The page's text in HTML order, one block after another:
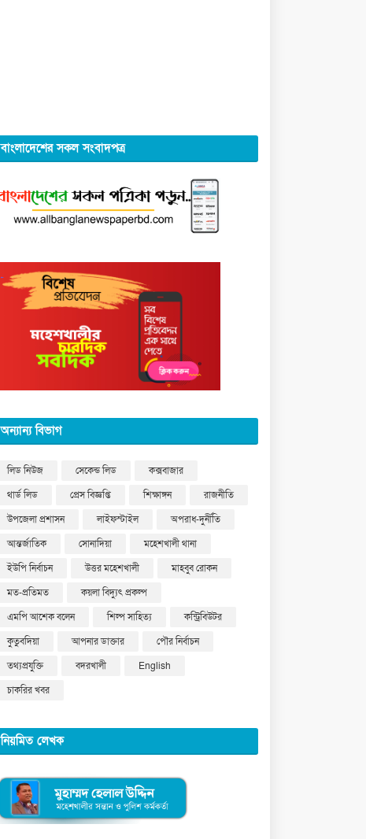
বাংলাদেশের সকল সংবাদপত্র
অন্যান্য বিভাগ
লিড নিউজ সেকেন্ড লিড
কক্সবাজার
থার্ড লিড
প্রেস বিজ্ঞপ্তি শিক্ষাঙ্গন
রাজনীতি
উপজেলা প্রশাসন
লাইফস্টাইল
অপরাধ-দুর্নীতি
আন্তর্জাতিক
সোনাদিয়া
মহেশখালী থানা
ইউপি নির্বাচন
উত্তর মহেশখালী
মাহবুব রোকন
মত-প্রতিমত
কয়লা বিদ্যুৎ প্রকল্প
এমপি আশেক বলেন
শিল্প সাহিত্য
কন্ট্রিবিউটর
কুতুবদিয়া
আপনার ডাক্তার
পৌর নির্বাচন
তথ্যপ্রযুক্তি
বদরখালী
English
চাকরির খবর
নিয়মিত লেখক